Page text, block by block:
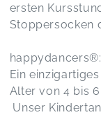
ersten
Stoppersocken
happydancers®️:
Ein
Alter von 4 bis
Unser